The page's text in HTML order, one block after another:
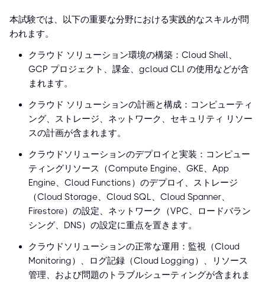
本試験では、以下の重要な分野における実践的なスキルが問
われます。
クラウド ソリューション環境の構築：Cloud Shell、
GCP プロジェクト、課金、gcloud CLI の使用などが含
まれます。
クラウド ソリューションの計画と構成：コンピューティ
ング、ストレージ、ネットワーク、セキュリティ リソー
スの計画が含まれます。
クラウドソリューションのデプロイと実装：コンピュー
ティングリソース（Compute Engine、GKE、App
Engine、Cloud Functions）のデプロイ、ストレージ
（Cloud Storage、Cloud SQL、Cloud Spanner、
Firestore）の設定、ネットワーク（VPC、ロードバラン
シング、DNS）の設定に重点を置きます。
クラウドソリューションの正常な運用：監視（Cloud
Monitoring）、ログ記録（Cloud Logging）、リソース
管理、および問題のトラブルシューティングが含まれま